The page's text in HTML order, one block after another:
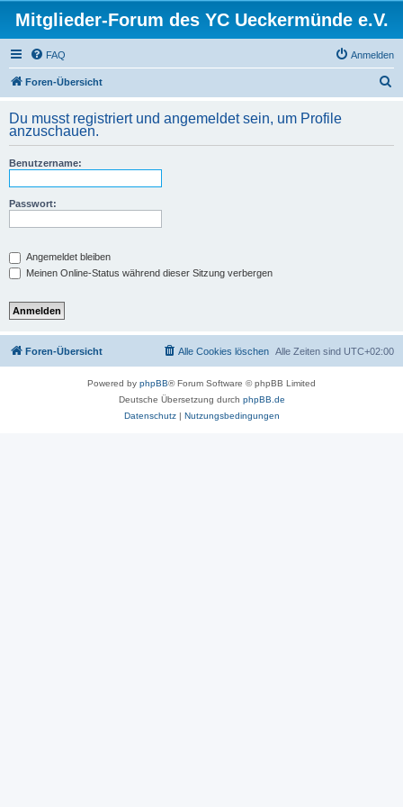
Mitglieder-Forum des YC Ueckermünde e.V.
FAQ Anmelden
Foren-Übersicht
h
Du musst registriert und angemeldet sein, um Profile
anzuschauen.
Benutzername:
Passwort:
Angemeldet bleiben
Meinen Online-Status während dieser Sitzung verbergen
Foren-Übersicht Alle Zeiten sind UTC+02:00
Alle Cookies löschen
Powered by phpBB® Forum Software © phpBB Limited
Deutsche Übersetzung durch phpBB.de
Datenschutz| Nutzungsbedingungen